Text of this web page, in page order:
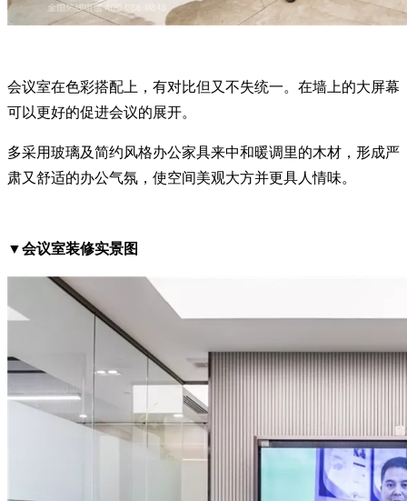
会议室在色彩搭配上，有对比但又不失统一。在墙上的大屏幕
可以更好的促进会议的展开。
多采用玻璃及简约风格办公家具来中和暖调里的木材，形成严
肃又舒适的办公气氛，使空间美观大方并更具人情味。
▼会议室装修实景图